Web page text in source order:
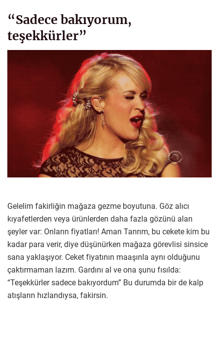
“Sadece bakıyorum,
teşekkürler”
Gelelim fakirliğin mağaza gezme boyutuna. Göz alıcı
kıyafetlerden veya ürünlerden daha fazla gözünü alan
şeyler var: Onların fiyatları! Aman Tanrım, bu cekete kim bu
kadar para verir, diye düşünürken mağaza görevlisi sinsice
sana yaklaşıyor. Ceket fiyatının maaşınla aynı olduğunu
çaktırmaman lazım. Gardını al ve ona şunu fısılda:
“Teşekkürler sadece bakıyordum” Bu durumda bir de kalp
atışların hızlandıysa, fakirsin.